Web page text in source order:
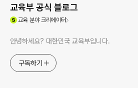
교육부 공식 블로그
교육분야 크리에이터
안녕하세요? 대한민국 교육부입니다.
구독하기